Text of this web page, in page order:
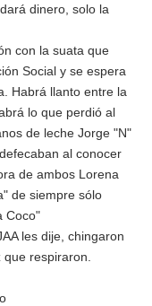
dinero, solo la
con la suata que
Social y se espera
Habrá llanto entre la
lo que perdió al
de leche Jorge "N"
al conocer
de ambos Lorena
de siempre sólo
Coco"
les dije, chingaron
respiraron.